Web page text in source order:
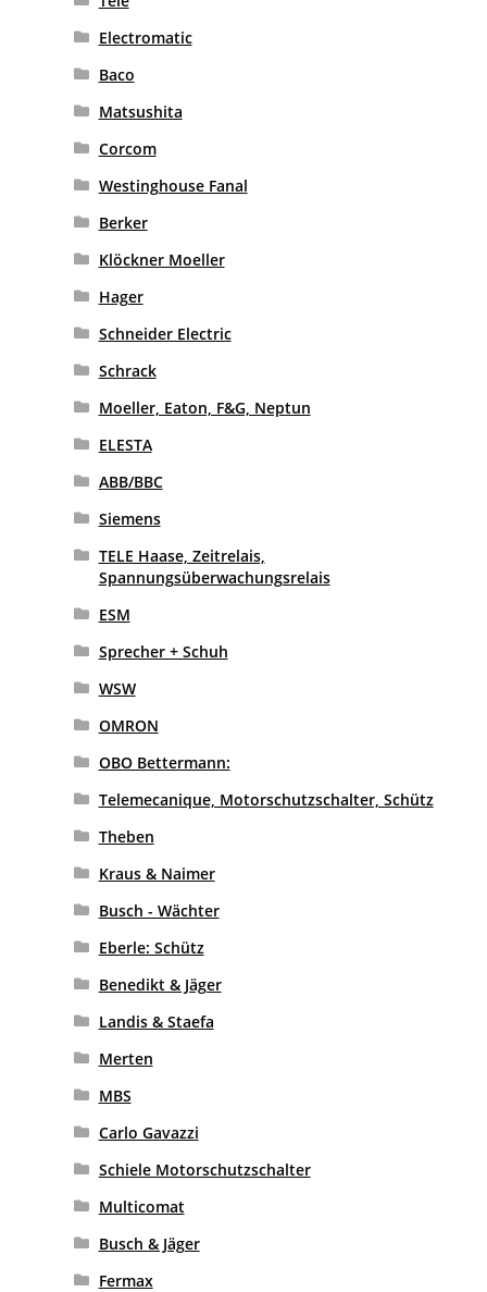
Electromatic
Baco
Matsushita
Corcom
Westinghouse Fanal
Berker
Klöckner Moeller
Hager
Schneider Electric
Schrack
Moeller, Eaton, F&G, Neptun
ELESTA
ABB/BBC
Siemens
TELE Haase, Zeitrelais,
Spannungsüberwachungsrelais
ESM
Sprecher + Schuh
WSW
OMRON
OBO Bettermann:
Telemecanique, Motorschutzschalter, Schütz
Theben
Kraus & Naimer
Busch - Wächter
Eberle: Schütz
Benedikt & Jäger
Landis & Staefa
Merten
MBS
Carlo Gavazzi
Schiele Motorschutzschalter
Multicomat
Busch & Jäger
Fermax